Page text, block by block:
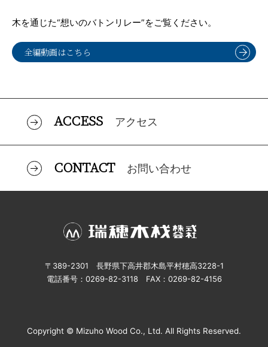
木を通じた“想いのバトンリレー”をご覧ください。
全編動画はこちら
ACCESS アクセス
CONTACT お問い合わせ
〒389-2301 長野県下高井郡木島平村穂高3228-1
電話番号：0269-82-3118 FAX：0269-82-4156
Copyright © Mizuho Wood Co., Ltd. All Rights Reserved.